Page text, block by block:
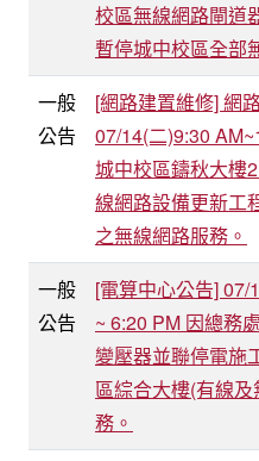
校區無線網路閘道
暫停城中校區全部
一般
公告
[網路建置維修] 網
07/14(二)9:30
城中校區鑄秋大樓
線網路設備更新工
之無線網路服務。
一般
公告
[電算中心公告] 07/
~ 6:20 PM 因總務
變壓器並聯停電施
區綜合大樓(有線
務。